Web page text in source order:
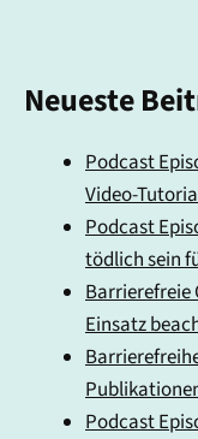
Neueste
Podcast
Video-
Podcast
tödlich sein
Barrierefreie
Einsatz
Podcast